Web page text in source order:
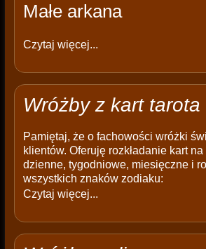
Małe arkana
Czytaj więcej...
Wróżby z kart tarota
Pamiętaj, że o fachowości wróżki
klientów. Oferuję rozkładanie kart
dzienne, tygodniowe, miesięczne i
wszystkich znaków zodiaku:
Czytaj więcej...